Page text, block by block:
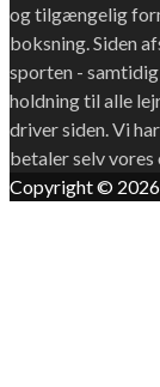
og tilgængelig
boksning. Siden
sporten -
holdning til alle
driver siden. Vi
betaler selv
Copyright © 2026